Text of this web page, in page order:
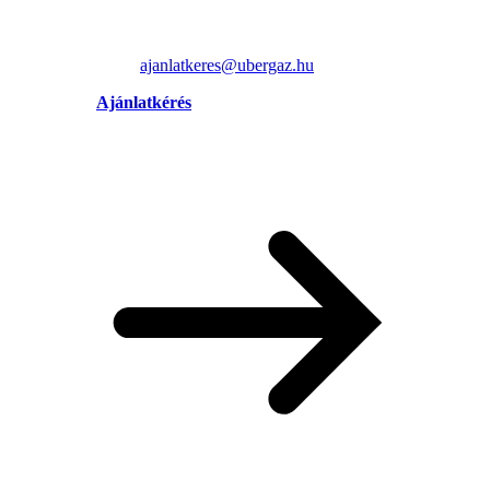
ajanlatkeres@ubergaz.hu
Ajánlatkérés